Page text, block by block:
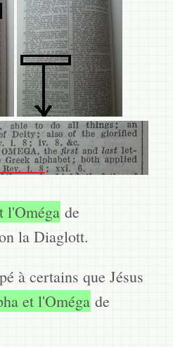
l'Oméga de
la Diaglott.
à certains que Jésus
et l'Oméga de